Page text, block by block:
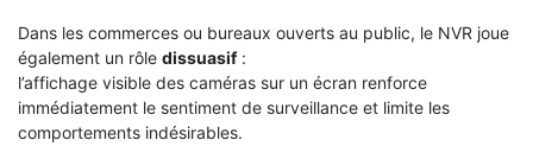
Dans les commerces ou bureaux ouverts au public, le NVR joue
également un rôle dissuasif:
l’affichage visible des caméras sur un écran renforce
immédiatement le sentiment de surveillance et limite les
comportements indésirables.